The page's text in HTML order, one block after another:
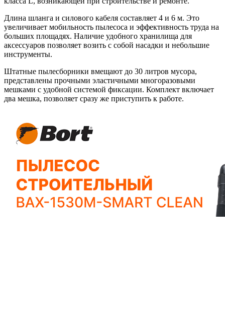
Длина шланга и силового кабеля составляет 4 и 6 м. Это
увеличивает мобильность пылесоса и эффективность труда на
больших площадях. Наличие удобного хранилища для
аксессуаров позволяет возить с собой насадки и небольшие
инструменты.
Штатные пылесборники вмещают до 30 литров мусора,
представлены прочными эластичными многоразовыми
мешками с удобной системой фиксации. Комплект включает
два мешка, позволяет сразу же приступить к работе.